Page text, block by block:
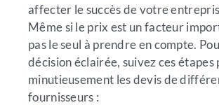
affecter le succès de votre
Même si le prix est un facteur
pas le seul à prendre en compte.
décision éclairée, suivez ces
minutieusement les devis de
fournisseurs :